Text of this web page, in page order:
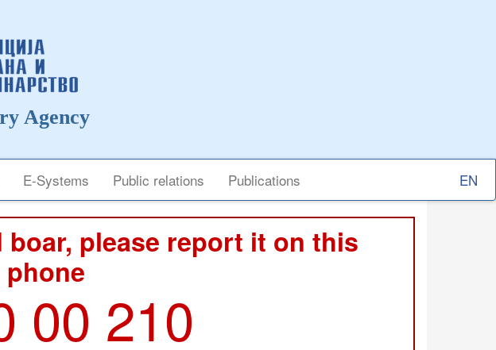
Agency
E-Systems Public relations Publications
Select
your
please report it on this
phone
00 210